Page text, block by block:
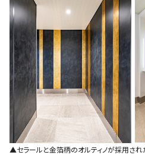
▲セラールと金箔柄のオルティノが採用され